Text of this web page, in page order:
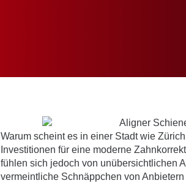
Warum scheint es in einer Stadt wie
Investitionen für eine moderne
fühlen sich jedoch von unübersichtlichen
vermeintliche Schnäppchen von